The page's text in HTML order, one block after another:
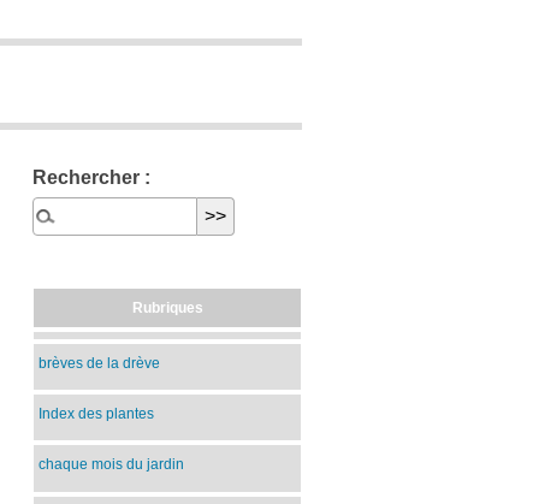
Rechercher :
Rubriques
brèves de la drève
Index des plantes
chaque mois du jardin